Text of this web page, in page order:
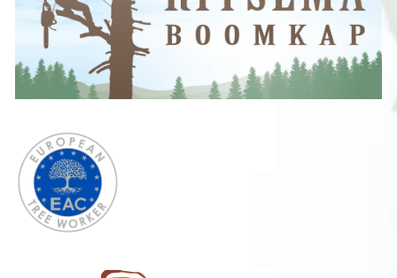
FOTO’S
REFERENTIES
OFFERTE
CONTACT